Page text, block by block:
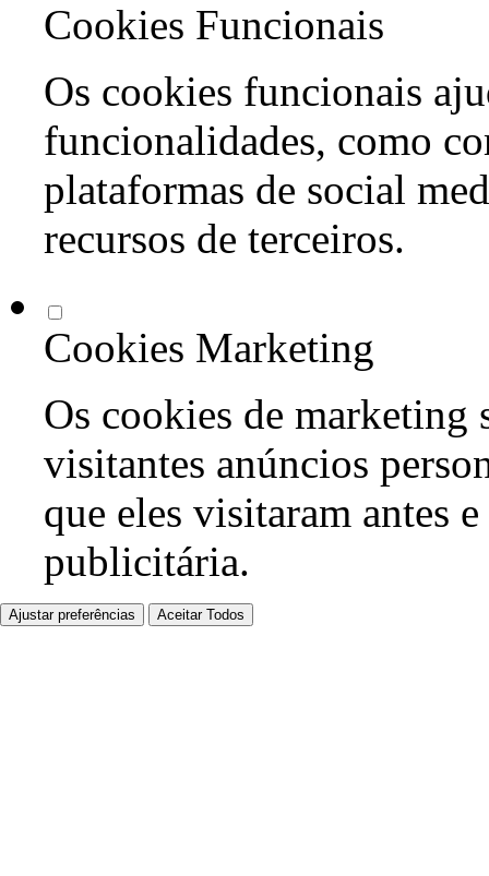
Cookies Funcionais
Os cookies funcionais
funcionalidades, como
plataformas de social
recursos de terceiros.
Cookies Marketing
Os cookies de marketing
visitantes anúncios
que eles visitaram antes
publicitária.
Ajustar preferências Aceitar Todos